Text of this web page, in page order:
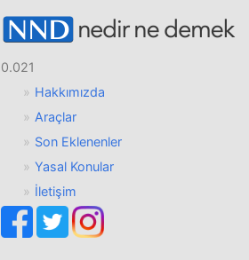
0.021
Hakkımızda
Araçlar
Son Eklenenler
Yasal Konular
İletişim